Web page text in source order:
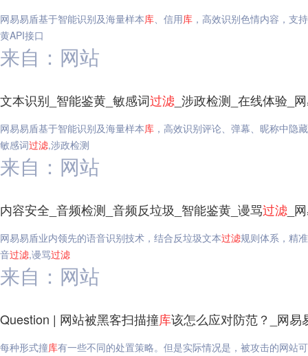
网易易盾基于智能识别及海量样本库、信用库 ，高效识别色情内容，支
黄API接口
来自：网站
文本识别_智能鉴黄_敏感词过滤 _涉政检测_在线体验_
网易易盾基于智能识别及海量样本库 ，高效识别评论、弹幕、昵称中隐
敏感词过滤,涉政检测
来自：网站
内容安全_音频检测_音频反垃圾_智能鉴黄_谩骂过滤 _
网易易盾业内领先的语音识别技术，结合反垃圾文本过滤规则体系，精
音过滤,谩骂过滤
来自：网站
Question | 网站被黑客扫描撞库该怎么应对防范？_网易
每种形式撞库有一些不同的处置策略。但是实际情况是，被攻击的网站